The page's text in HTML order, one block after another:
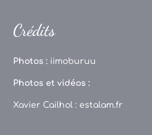
Crédits
Photos : iimoburuu
Photos et vidéos :
Xavier Cailhol : estalam.fr